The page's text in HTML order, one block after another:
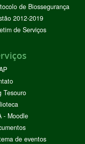
de Biossegurança
2012-2019
de Serviços
Tesouro
- Moodle
de eventos